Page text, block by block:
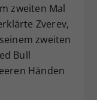
zweiten Mal
Zverev,
zweiten
Bull
Händen